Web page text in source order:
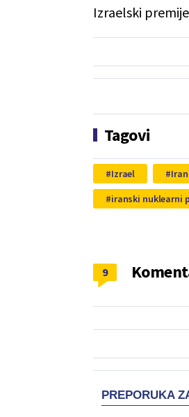
Izraelski
Tagovi
Izrael Iran
iranski nuklearni
9
PREPORUKA